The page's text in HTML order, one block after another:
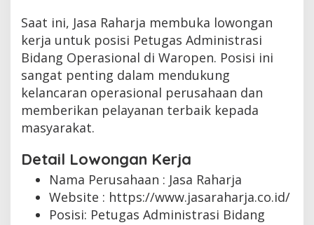
Saat ini, Jasa Raharja membuka lowongan
kerja untuk posisi Petugas Administrasi
Bidang Operasional di Waropen. Posisi ini
sangat penting dalam mendukung
kelancaran operasional perusahaan dan
memberikan pelayanan terbaik kepada
masyarakat.
Detail Lowongan Kerja
Nama Perusahaan : Jasa Raharja
Website : https://www.jasaraharja.co.id/
Posisi: Petugas Administrasi Bidang